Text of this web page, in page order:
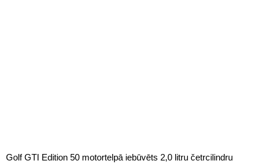
Golf GTI Edition 50 motortelpā iebūvēts 2,0 litru četrcilindru